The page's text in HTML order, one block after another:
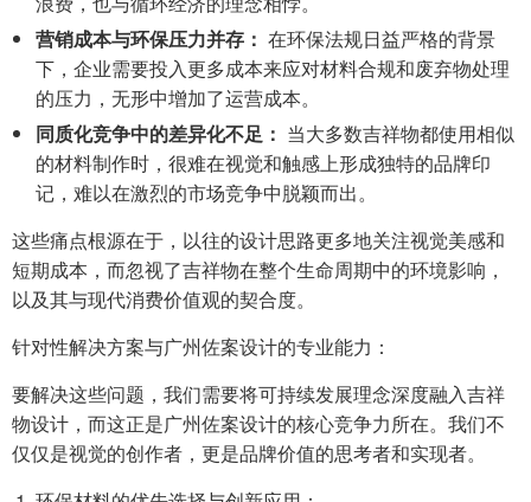
营销成本与环保压力并存： 在环保法规日益严格的背景
下，企业需要投入更多成本来应对材料合规和废弃物处理
的压力，无形中增加了运营成本。
同质化竞争中的差异化不足： 当大多数吉祥物都使用相似
的材料制作时，很难在视觉和触感上形成独特的品牌印
记，难以在激烈的市场竞争中脱颖而出。
这些痛点根源在于，以往的设计思路更多地关注视觉美感和
短期成本，而忽视了吉祥物在整个生命周期中的环境影响，
以及其与现代消费价值观的契合度。
针对性解决方案与广州佐案设计的专业能力：
要解决这些问题，我们需要将可持续发展理念深度融入吉祥
物设计，而这正是广州佐案设计的核心竞争力所在。我们不
仅仅是视觉的创作者，更是品牌价值的思考者和实现者。